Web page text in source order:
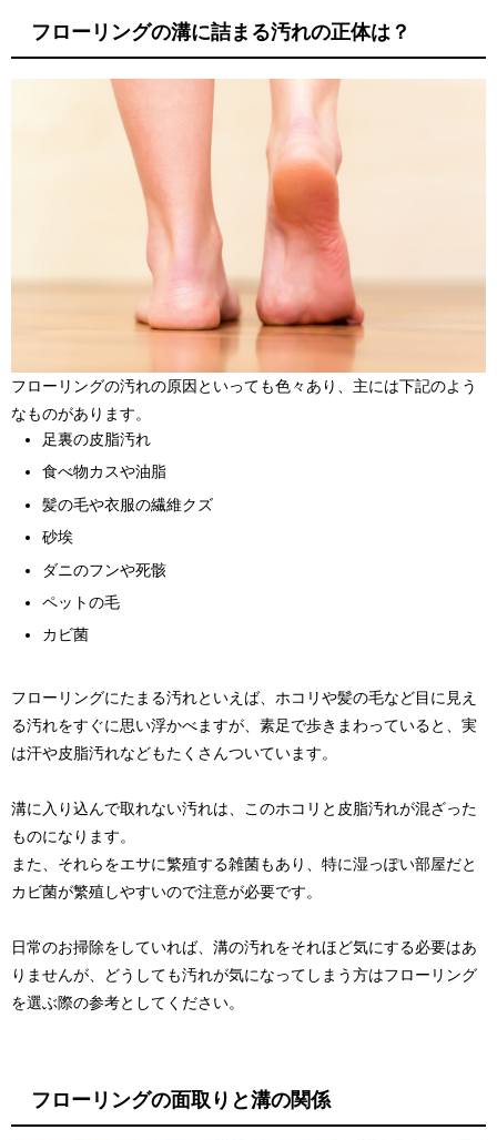
フローリングの溝に詰まる汚れの正体は？
フローリングの汚れの原因といっても色々あり、主には下記のよう
なものがあります。
足裏の皮脂汚れ
食べ物カスや油脂
髪の毛や衣服の繊維クズ
砂埃
ダニのフンや死骸
ペットの毛
カビ菌
フローリングにたまる汚れといえば、ホコリや髪の毛など目に見え
る汚れをすぐに思い浮かべますが、素足で歩きまわっていると、実
は汗や皮脂汚れなどもたくさんついています。
溝に入り込んで取れない汚れは、このホコリと皮脂汚れが混ざった
ものになります。
また、それらをエサに繁殖する雑菌もあり、特に湿っぽい部屋だと
カビ菌が繁殖しやすいので注意が必要です。
日常のお掃除をしていれば、溝の汚れをそれほど気にする必要はあ
りませんが、どうしても汚れが気になってしまう方はフローリング
を選ぶ際の参考としてください。
フローリングの面取りと溝の関係